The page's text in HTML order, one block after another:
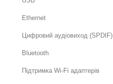
Ethernet
Цифровий аудіовиход (SPDIF)
Bluetooth
Підтримка Wi-Fi адаптерів